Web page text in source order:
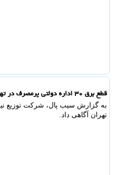
قطع برق ۳۰ اداره دولتی پرمصرف در تهران
تهران آگاهی داد.